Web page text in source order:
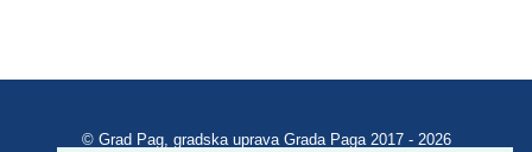
© Grad Pag, gradska uprava Grada Paga 2017 - 2026